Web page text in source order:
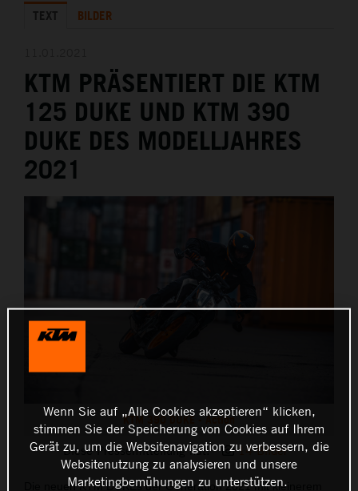
MEDIA
TEXT BILDER
KTM PRÄSENTIERT DIE KTM
125 DUKE UND KTM 390
DUKE DES MODELLJAHRES
2021
KTM 390 DUKE - Action
Diese Pressemitteilung hat: 14 Bilder
Die neuen KTM DUKEs der Generation 2021 mit kleinerem
Wenn Sie auf „Alle Cookies akzeptieren“ klicken,
stimmen Sie der Speicherung von Cookies auf Ihrem
Gerät zu, um die Websitenavigation zu verbessern, die
Websitenutzung zu analysieren und unsere
Marketingbemühungen zu unterstützen.